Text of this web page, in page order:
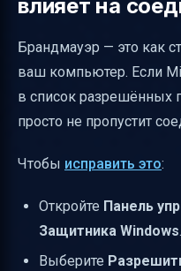
влияет на
Брандмауэр — это как
ваш компьютер. Если
в список разрешённых
просто не пропустит
Чтобы исправить это:
Откройте Панель
Защитника Windows.
Выберите